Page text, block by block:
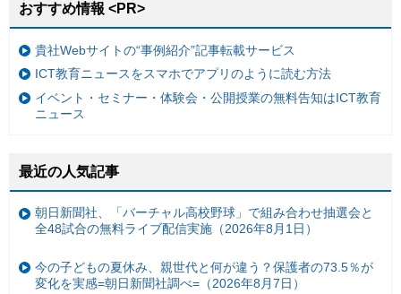
おすすめ情報 <PR>
貴社Webサイトの“事例紹介”記事転載サービス
ICT教育ニュースをスマホでアプリのように読む方法
イベント・セミナー・体験会・公開授業の無料告知はICT教育
ニュース
最近の人気記事
朝日新聞社、「バーチャル高校野球」で組み合わせ抽選会と
全48試合の無料ライブ配信実施（2026年8月1日）
今の子どもの夏休み、親世代と何が違う？保護者の73.5％が
変化を実感=朝日新聞社調べ=（2026年8月7日）